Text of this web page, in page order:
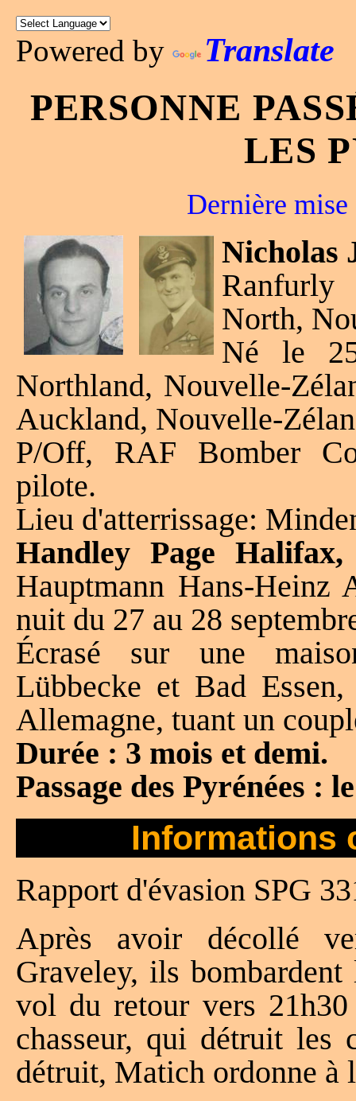
Powered by Translate
PERSONNE
LES
Dernière
Nicholas
Ranfurly
North,
Né le
Northland, Nouvelle-
Auckland, Nouvelle-
P/Off, RAF Bomber
pilote.
Lieu d'atterrissage:
Handley Page
Hauptmann Hans-Heinz
nuit du 27 au 28
Écrasé sur une
Lübbecke et Bad
Allemagne, tuant un
Durée : 3 mois et demi.
Passage des Pyrénées :
Informations
Rapport d'évasion SPG
Après avoir décollé
Graveley, ils
vol du retour vers
chasseur, qui détruit les
détruit, Matich ordonne à